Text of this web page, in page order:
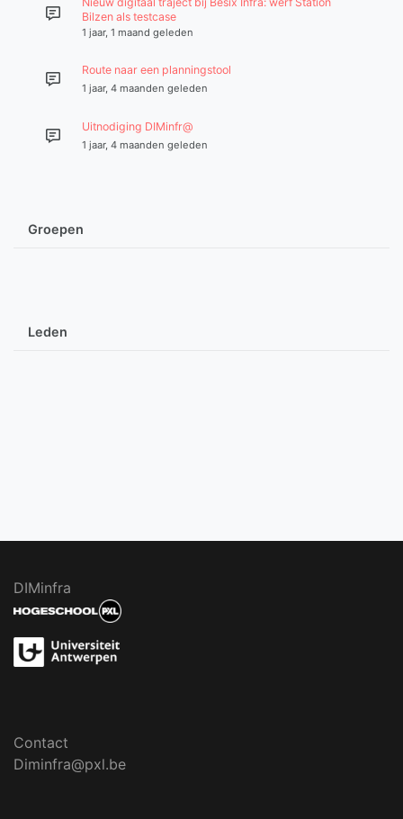
Bilzen als testcase
1 jaar, 1 maand geleden
Route naar een planningstool
1 jaar, 4 maanden geleden
Uitnodiging DIMinfr@
1 jaar, 4 maanden geleden
Groepen
Leden
DIMinfra
Contact
Diminfra@pxl.be